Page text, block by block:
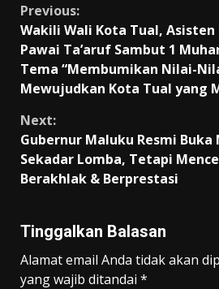
Continue
Reading
Previous:
Wakili Wali Kota Tual, Asisten
Pawai Ta’aruf Sambut 1
Tema “Membumikan Nilai-
Mewujudkan Kota Tual yang
Next:
Gubernur Maluku Resmi Buka
Sekadar Lomba, Tetapi
Berakhlak & Berprestasi
Tinggalkan Balasan
Alamat email Anda tidak akan
yang wajib ditandai *